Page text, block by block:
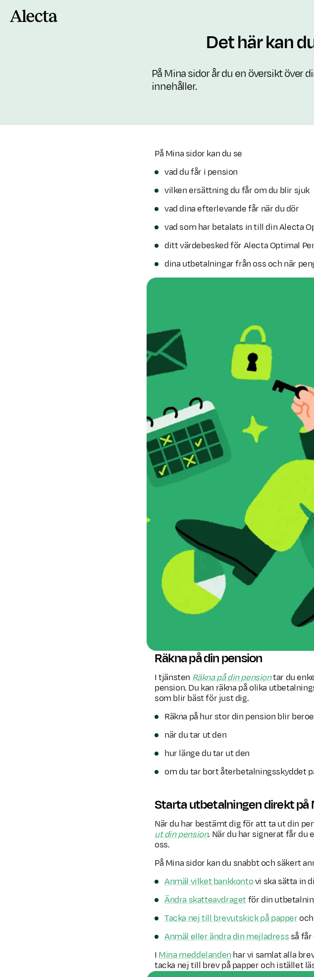
Det här kan
På Mina sidor år du en översikt över
innehåller.
På Mina sidor kan du se
vad du får i pension
vilken ersättning du får om du blir sjuk
vad dina efterlevande får när du dör
vad som har betalats in till din Alecta
ditt värdebesked för Alecta Optimal
dina utbetalningar från oss och när
Räkna på din pension
I tjänstenRäkna på din pensiontar du
pension. Du kan räkna på olika
som blir bäst för just dig.
Räkna på hur stor din pension blir
när du tar ut den
hur länge du tar ut den
om du tar bort återbetalningsskyddet
Starta utbetalningen direkt på
När du har bestämt dig för att ta ut din
ut din pension. När du har signerat får
oss.
På Mina sidor kan du snabbt och säkert
Anmäl vilket bankkontovi ska sätta in
Ändra skatteavdragetför din
Tacka nej till brevutskick på papperoch
Anmäl eller ändra din mejladress så
IMina meddelandenhar vi samlat alla
tacka nej till brev på papper och istället